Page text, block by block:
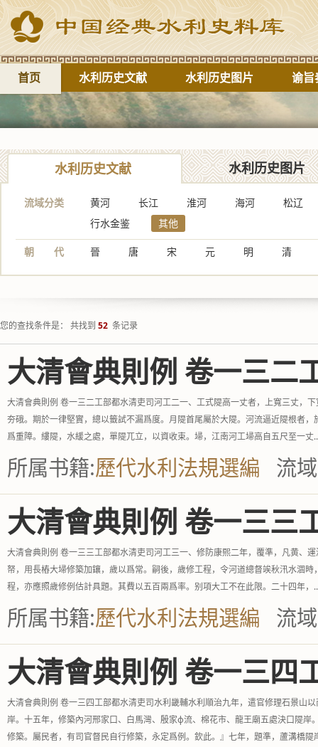
首页 水利历史文献 水利历史图片 谕旨
水利历史文献 水利历史图片
流域分类 黄河 长江 淮河 海河
松辽
行水金鉴
其他
朝 代 晉 唐 宋 元 明 清
您的查找条件是： 共找到 52 条记录
大清會典則例 卷一三二
大清會典則例 卷一三二工部都水清吏司河工二一、工式隄高一丈者，上寬三丈，
夯硪。期於一律堅實，總以籤試不漏爲度。月隄首尾屬於大隄。河流逼近隄根者
爲重障。縷隄，水緩之處，單隄兀立，以資收束。埽，江南河工埽高自五尺至一丈
所属书籍:歷代水利法規選編 流
大清會典則例 卷一三三
大清會典則例 卷一三三工部都水清吏司河工三一、修防康熙二年，覆準，凡黄、
帑，用長樁大埽修築加鑲，歲以爲常。嗣後，歲修工程，令河道總督竢秋汛水涸
程，亦應照歲修例估計具題。其費以五百兩爲率。别項大工不在此限。二十四年，
所属书籍:歷代水利法規選編 流
大清會典則例 卷一三四
大清會典則例 卷一三四工部都水清吏司水利畿輔水利順治九年，遣官修理石景山
岸。十五年，修築內河邢家口、白馬灣、殷家ϕ流、棉花市、龍王廟五處決口隄
修築。屬民者，有司官督民自行修築，永定爲例。欽此。』七年，題準，蘆溝橋隄